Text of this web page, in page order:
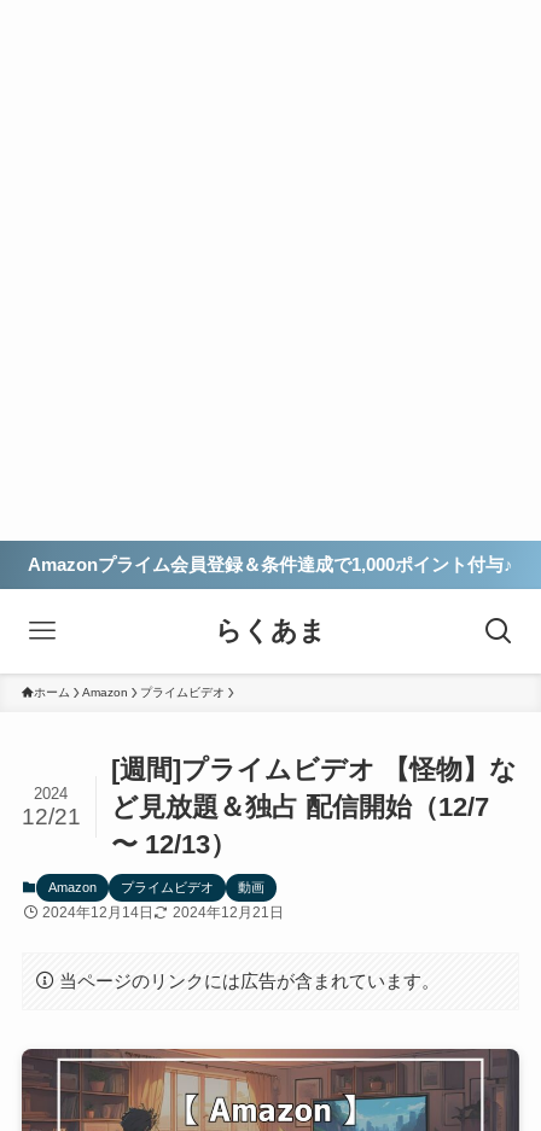
Amazonプライム会員登録＆条件達成で1,000ポイント付与♪
らくあま
ホーム Amazon プライムビデオ
[週間]プライムビデオ 【怪物】な
ど見放題＆独占 配信開始（12/7
〜 12/13）
2024
12/21
Amazon プライムビデオ 動画
2024年12月14日 2024年12月21日
当ページのリンクには広告が含まれています。